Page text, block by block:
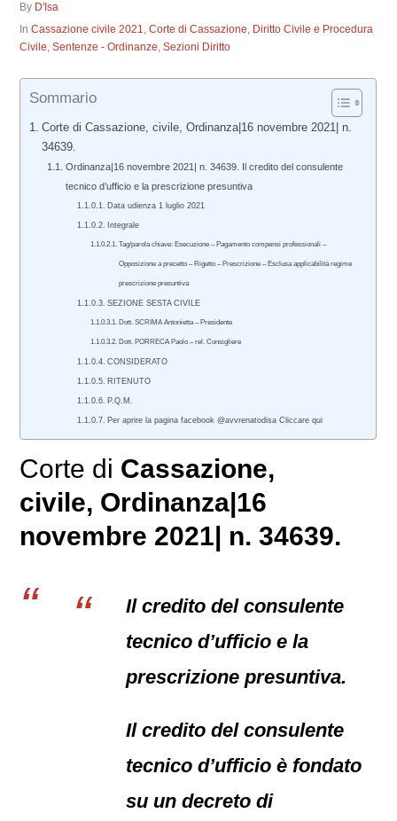
By D'Isa
InCassazione civile 2021,Corte di Cassazione, Diritto Civile e Procedura
Civile,Sentenze - Ordinanze,Sezioni Diritto
Sommario
Corte di Cassazione, civile, Ordinanza|16 novembre 2021| n.
34639.
Ordinanza|16 novembre 2021| n. 34639. Il credito del consulente
tecnico d’ufficio e la prescrizione presuntiva
Data udienza 1 luglio 2021
Integrale
Tag/parola chiave: Esecuzione – Pagamento compensi professionali –
Opposizione a precetto – Rigetto – Prescrizione – Esclusa applicabilità regime
prescrizione presuntiva
SEZIONE SESTA CIVILE
Dott. SCRIMA Antonietta – Presidente
Dott. PORRECA Paolo – rel. Consigliere
CONSIDERATO
RITENUTO
P.Q.M.
Per aprire la pagina facebook @avvrenatodisa Cliccare qui
Corte di Cassazione,
civile, Ordinanza|16
novembre 2021| n. 34639.
Il credito del consulente
tecnico d’ufficio e la
prescrizione presuntiva.
Il credito del consulente
tecnico d’ufficio è fondato
su un decreto di